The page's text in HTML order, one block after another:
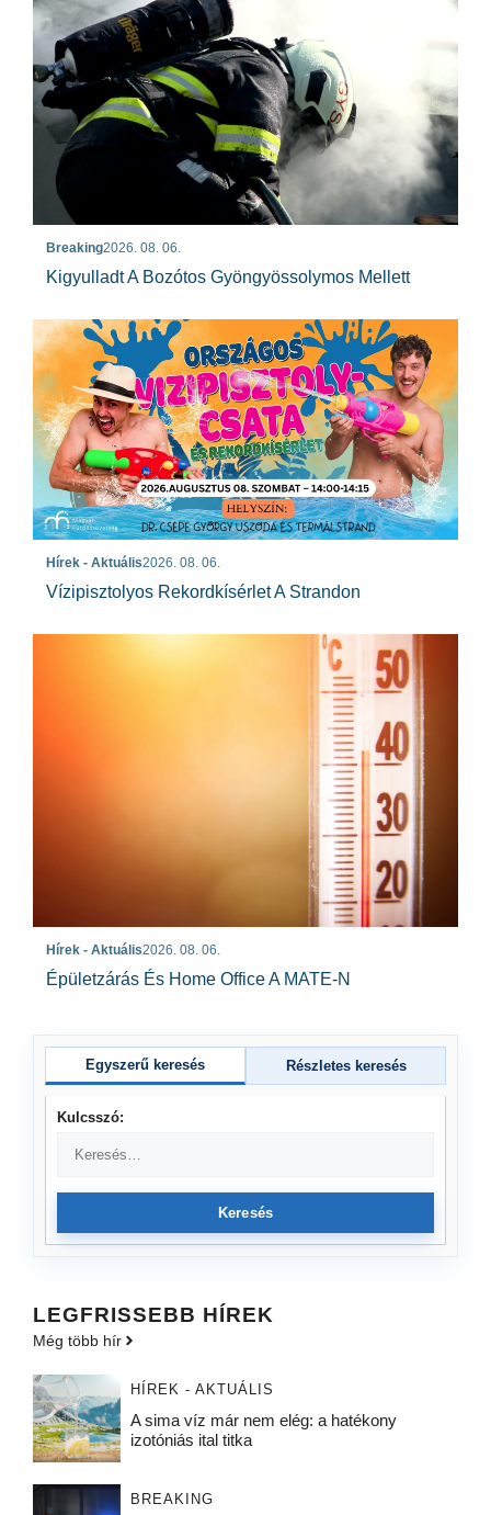
Breaking2026. 08. 06.
Kigyulladt A Bozótos Gyöngyössolymos Mellett
Hírek - Aktuális2026. 08. 06.
Vízipisztolyos Rekordkísérlet A Strandon
Hírek - Aktuális2026. 08. 06.
Épületzárás És Home Office A MATE-N
Egyszerű keresés Részletes keresés
Kulcsszó:
Keresés
LEGFRISSEBB HÍREK
Még több hír
HÍREK - AKTUÁLIS
A sima víz már nem elég: a hatékony
izotóniás ital titka
BREAKING